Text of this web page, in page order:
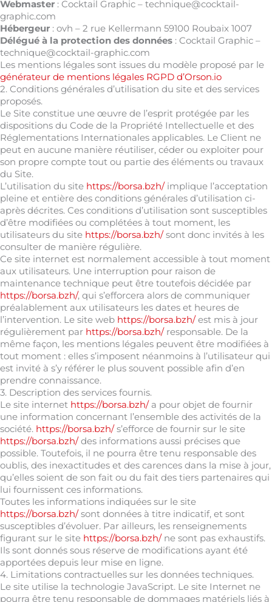
Webmaster : Cocktail Graphic – technique@cocktail-
graphic.com
Hébergeur : ovh – 2 rue Kellermann 59100 Roubaix 1007
Délégué à la protection des données : Cocktail Graphic –
technique@cocktail-graphic.com
Les mentions légales sont issues du modèle proposé par le
générateur de mentions légales RGPD d’Orson.io
2. Conditions générales d’utilisation du site et des services
proposés.
Le Site constitue une œuvre de l’esprit protégée par les
dispositions du Code de la Propriété Intellectuelle et des
Réglementations Internationales applicables. Le Client ne
peut en aucune manière réutiliser, céder ou exploiter pour
son propre compte tout ou partie des éléments ou travaux
du Site.
L’utilisation du site https://borsa.bzh/implique l’acceptation
pleine et entière des conditions générales d’utilisation ci-
après décrites. Ces conditions d’utilisation sont susceptibles
d’être modifiées ou complétées à tout moment, les
utilisateurs du site https://borsa.bzh/sont donc invités à les
consulter de manière régulière.
Ce site internet est normalement accessible à tout moment
aux utilisateurs. Une interruption pour raison de
maintenance technique peut être toutefois décidée par
https://borsa.bzh/, qui s’efforcera alors de communiquer
préalablement aux utilisateurs les dates et heures de
l’intervention. Le site web https://borsa.bzh/est mis à jour
régulièrement par https://borsa.bzh/responsable. De la
même façon, les mentions légales peuvent être modifiées à
tout moment : elles s’imposent néanmoins à l’utilisateur qui
est invité à s’y référer le plus souvent possible afin d’en
prendre connaissance.
3. Description des services fournis.
Le site internet https://borsa.bzh/a pour objet de fournir
une information concernant l’ensemble des activités de la
société. https://borsa.bzh/s’efforce de fournir sur le site
https://borsa.bzh/des informations aussi précises que
possible. Toutefois, il ne pourra être tenu responsable des
oublis, des inexactitudes et des carences dans la mise à jour,
qu’elles soient de son fait ou du fait des tiers partenaires qui
lui fournissent ces informations.
Toutes les informations indiquées sur le site
https://borsa.bzh/sont données à titre indicatif, et sont
susceptibles d’évoluer. Par ailleurs, les renseignements
figurant sur le site https://borsa.bzh/ne sont pas exhaustifs.
Ils sont donnés sous réserve de modifications ayant été
apportées depuis leur mise en ligne.
4. Limitations contractuelles sur les données techniques.
Le site utilise la technologie JavaScript. Le site Internet ne
pourra être tenu responsable de dommages matériels liés à